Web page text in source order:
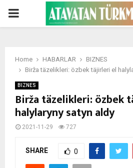
PRIMARY
Home HABARLAR
BIZNES
Birža täzelikleri: özbek täjirleri el
BIZNES
Birža täzelikleri: özbek
halylaryny satyn aldy
2021-11-29 727
SHARE 0